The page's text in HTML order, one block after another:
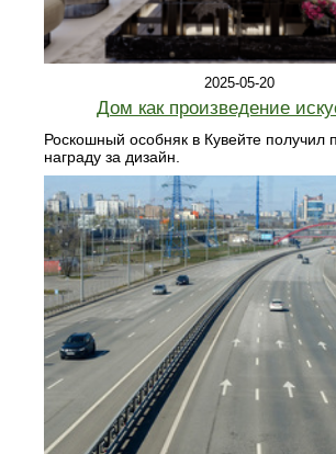
2025-05-20
Дом как произведение
Роскошный особняк в Кувейте получил
награду за дизайн.